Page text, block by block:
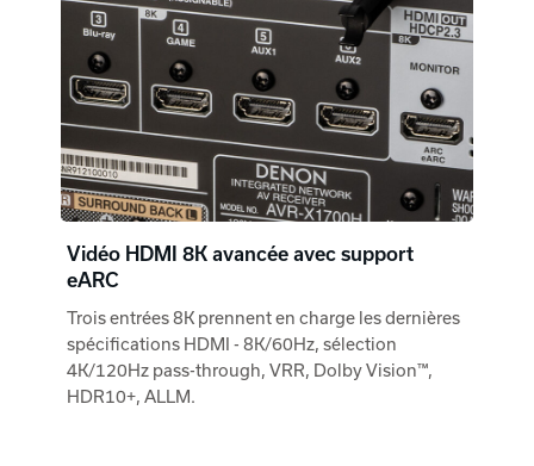
Vidéo HDMI 8K avancée avec support
eARC
Trois entrées 8K prennent en charge les dernières
spécifications HDMI - 8K/60Hz, sélection
4K/120Hz pass-through, VRR, Dolby Vision™,
HDR10+, ALLM.